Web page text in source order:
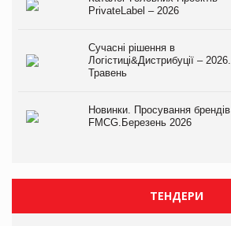
PrivateLabel – 2026
Сучасні рішення в
Логістиці&Дистрибуції – 2026.
Травень
Новинки. Просування брендів
FMCG.Березень 2026
ТЕНДЕРИ